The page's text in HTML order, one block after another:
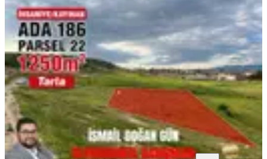
Afyon İhsaniye Kayıhanda Satılık
1250m² Prim Değeri Yüksek Tarla
İhsaniye, Türbe Mahallesi
1250 m²·1.600/m²·06.05.2026
2.000.000 ₺
GOOD INVEST PARKHüseyin Kınacıoğlu
Ara